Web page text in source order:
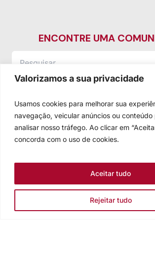
Valorizamos a sua privacidade
Usamos cookies para melhorar sua
navegação, veicular anúncios ou
analisar nosso tráfego. Ao clicar em
concorda com o uso de cookies.
Rejeitar tudo
Aceitar tudo
ENCONTRE UMA